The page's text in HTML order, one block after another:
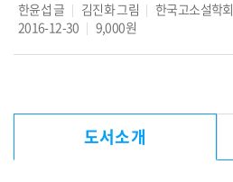
한윤섭 글 김진화그림 한국고소설학회
2016-12-30
9,000원
도서소개